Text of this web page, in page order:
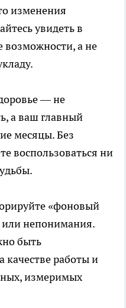
изменения
увидеть в
а не
— не
а ваш главный
месяцы. Без
воспользоваться ни
«фоновый
непонимания.
быть
качестве работы и
измеримых